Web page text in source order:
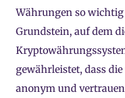
Währungen so
Grundstein, auf dem
gewährleistet, dass
anonym und